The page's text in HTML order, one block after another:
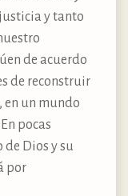
y tanto
de acuerdo
de reconstruir
un mundo
pocas
de Dios y su
por